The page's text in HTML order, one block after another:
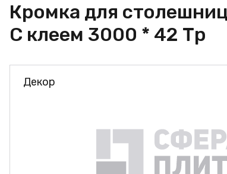
КРОМКА
МДФ
МДФ ПАНЕЛИ
ДВПО
ФАНЕРА
Кромка для
С клеем 3000 * 42 Тр
Декор